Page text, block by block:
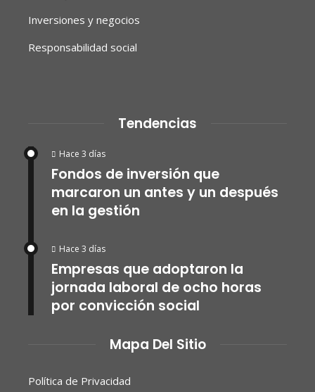
Inversiones y negocios
Responsabilidad social
Tendencias
Hace 3 días
Fondos de inversión que
marcaron un antes y un después
en la gestión
Hace 3 días
Empresas que adoptaron la
jornada laboral de ocho horas
por convicción social
Mapa Del Sitio
Política de Privacidad